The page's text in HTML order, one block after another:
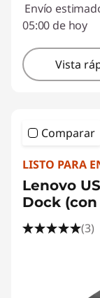
Envío
05:00 de hoy
Vista
Comparar
LISTO PARA
Lenovo
Dock
(3)